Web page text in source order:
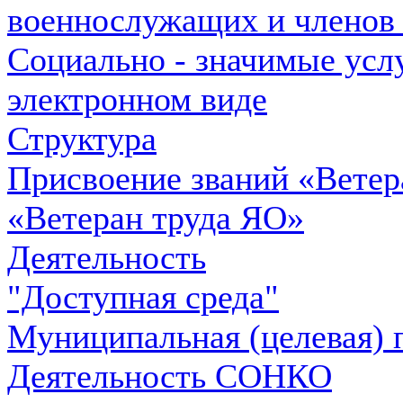
военнослужащих и
Cоциально - значимые
электронном виде
Структура
Присвоение званий
«Ветеран труда ЯО»
Деятельность
"Доступная среда"
Муниципальная (целевая)
Деятельность СОНКО